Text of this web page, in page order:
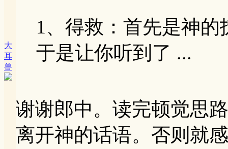
大
耳
兽
1、得救：首先是神
于是让你听到了 ...
谢谢郎中。读完顿觉思
离开神的话语。否则就